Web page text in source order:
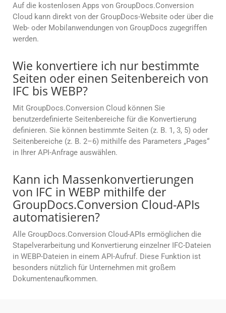
Auf die kostenlosen Apps von GroupDocs.Conversion
Cloud kann direkt von der GroupDocs-Website oder über die
Web- oder Mobilanwendungen von GroupDocs zugegriffen
werden.
Wie konvertiere ich nur bestimmte
Seiten oder einen Seitenbereich von
IFC bis WEBP?
Mit GroupDocs.Conversion Cloud können Sie
benutzerdefinierte Seitenbereiche für die Konvertierung
definieren. Sie können bestimmte Seiten (z. B. 1, 3, 5) oder
Seitenbereiche (z. B. 2–6) mithilfe des Parameters „Pages“
in Ihrer API-Anfrage auswählen.
Kann ich Massenkonvertierungen
von IFC in WEBP mithilfe der
GroupDocs.Conversion Cloud-APIs
automatisieren?
Alle GroupDocs.Conversion Cloud-APIs ermöglichen die
Stapelverarbeitung und Konvertierung einzelner IFC-Dateien
in WEBP-Dateien in einem API-Aufruf. Diese Funktion ist
besonders nützlich für Unternehmen mit großem
Dokumentenaufkommen.